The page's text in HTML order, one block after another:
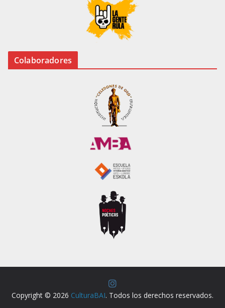
Colaboradores
Copyright © 2026 CulturaBAI. Todos los derechos reservados.